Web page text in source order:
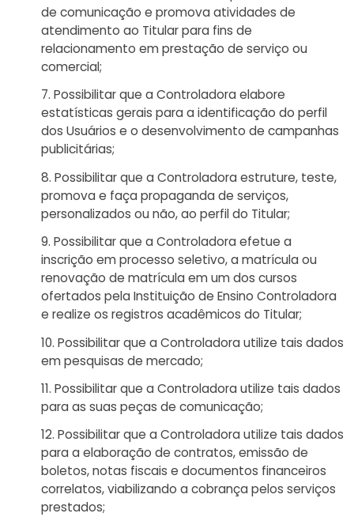
de comunicação e promova atividades de
atendimento ao Titular para fins de
relacionamento em prestação de serviço ou
comercial;
Possibilitar que a Controladora elabore
estatísticas gerais para a identificação do perfil
dos Usuários e o desenvolvimento de campanhas
publicitárias;
Possibilitar que a Controladora estruture, teste,
promova e faça propaganda de serviços,
personalizados ou não, ao perfil do Titular;
Possibilitar que a Controladora efetue a
inscrição em processo seletivo, a matrícula ou
renovação de matrícula em um dos cursos
ofertados pela Instituição de Ensino Controladora
e realize os registros acadêmicos do Titular;
Possibilitar que a Controladora utilize tais dados
em pesquisas de mercado;
Possibilitar que a Controladora utilize tais dados
para as suas peças de comunicação;
Possibilitar que a Controladora utilize tais dados
para a elaboração de contratos, emissão de
boletos, notas fiscais e documentos financeiros
correlatos, viabilizando a cobrança pelos serviços
prestados;